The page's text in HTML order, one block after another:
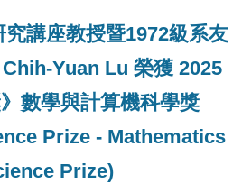
究講座教授暨1972級系友
Yuan Lu 榮獲 2025
數學與計算機科學獎
Prize - Mathematics
Prize)